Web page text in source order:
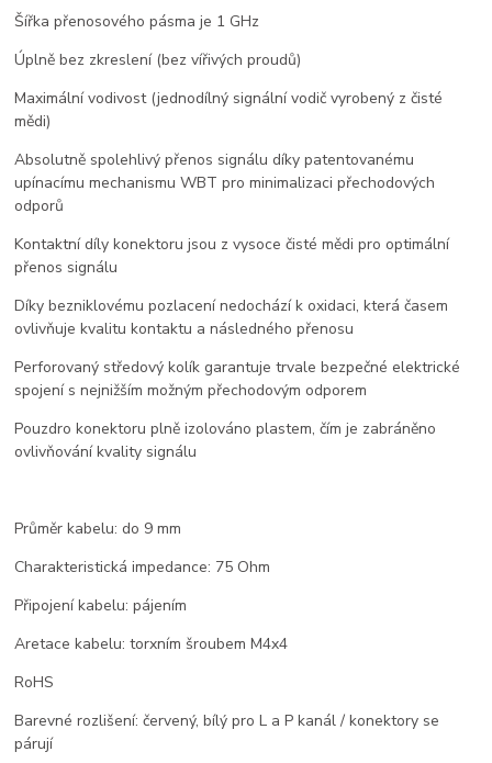
Šířka přenosového pásma je 1 GHz
Úplně bez zkreslení (bez vířivých proudů)
Maximální vodivost (jednodílný signální vodič vyrobený z čisté
mědi)
Absolutně spolehlivý přenos signálu díky patentovanému
upínacímu mechanismu WBT pro minimalizaci přechodových
odporů
Kontaktní díly konektoru jsou z vysoce čisté mědi pro optimální
přenos signálu
Díky bezniklovému pozlacení nedochází k oxidaci, která časem
ovlivňuje kvalitu kontaktu a následného přenosu
Perforovaný středový kolík garantuje trvale bezpečné elektrické
spojení s nejnižším možným přechodovým odporem
Pouzdro konektoru plně izolováno plastem, čím je zabráněno
ovlivňování kvality signálu
Průměr kabelu: do 9 mm
Charakteristická impedance: 75 Ohm
Připojení kabelu: pájením
Aretace kabelu: torxním šroubem M4x4
RoHS
Barevné rozlišení: červený, bílý pro L a P kanál / konektory se
párují